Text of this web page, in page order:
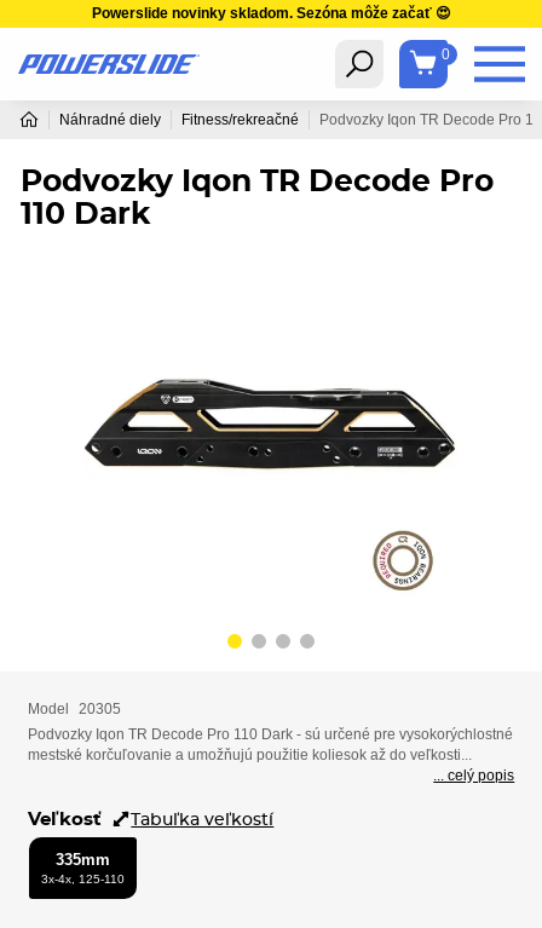
Powerslide novinky skladom. Sezóna môže začať 😍
0
Náhradné diely Fitness/rekreačné Podvozky Iqon TR Decode Pro
Podvozky Iqon TR Decode Pro
110 Dark
Model
20305
Podvozky Iqon TR Decode Pro 110 Dark - sú určené pre vysokorýchlostné
mestské korčuľovanie a umožňujú použitie koliesok až do veľkosti...
... celý popis
Veľkosť Tabuľka veľkostí
335mm
3x-4x, 125-110